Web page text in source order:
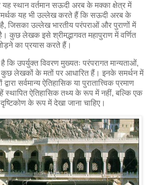
स्थान वर्तमान सऊदी अरब के मक्का क्षेत्र में
यह भी उल्लेख करते हैं कि सऊदी अरब के
जिसका उल्लेख भारतीय परंपराओं और पुराणों में
है। कुछ लेखक इसे श्रीमद्भागवत महापुराण में वर्णित
का प्रयास करते हैं।
कि उपर्युक्त विवरण मुख्यतः परंपरागत मान्यताओं,
लेखकों के मतों पर आधारित हैं। इनके समर्थन में
सर्वमान्य ऐतिहासिक या पुरातात्त्विक प्रमाण
स्थापित ऐतिहासिक तथ्य के रूप में नहीं, बल्कि एक
के रूप में देखा जाना चाहिए।